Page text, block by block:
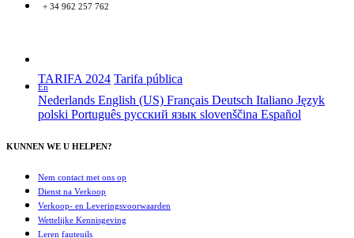
+ 34 962 257 762
TARIFA 2024 Tarifa pública
En
Nederlands English (US) Français Deutsch Italiano Język
polski Português русский язык slovenščina Español
KUNNEN WE U HELPEN?
Nem contact met ons op
Dienst na Verkoop
Verkoop- en Leveringsvoorwaarden
Wettelijke Kennisgeving
Leren fauteuils